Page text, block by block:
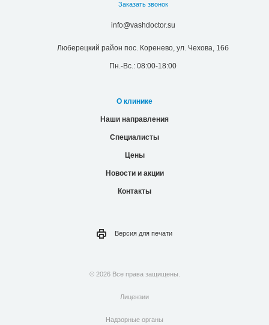
Заказать звонок
info@vashdoctor.su
Люберецкий район пос. Коренево, ул. Чехова, 16б
Пн.-Вс.: 08:00-18:00
О клинике
Наши направления
Специалисты
Цены
Новости и акции
Контакты
Версия для печати
© 2026 Все права защищены.
Лицензии
Надзорные органы